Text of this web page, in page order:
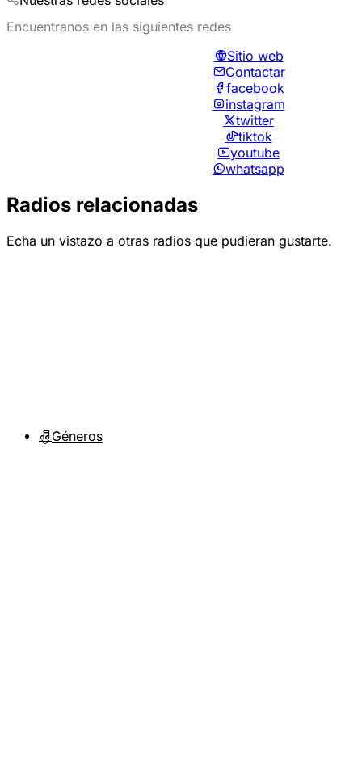
Géneros
Encuentranos en las siguientes redes
Sitio web
Contactar
facebook
instagram
twitter
tiktok
youtube
whatsapp
Radios relacionadas
Echa un vistazo a otras radios que pudieran gustarte.